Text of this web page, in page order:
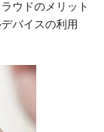
ウドのメリット
バイスの利用